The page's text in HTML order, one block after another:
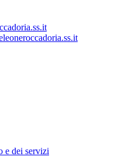
e dei servizi